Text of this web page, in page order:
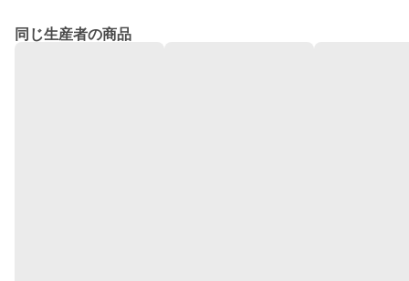
同じ生産者の商品